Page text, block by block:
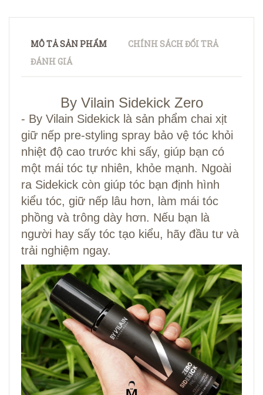
MÔ TẢ SẢN PHẨM
CHÍNH SÁCH ĐỔI TRẢ
ĐÁNH GIÁ
By Vilain Sidekick Zero
- By Vilain Sidekick là sản phẩm chai xịt
giữ nếp pre-styling spray bảo vệ tóc khỏi
nhiệt độ cao trước khi sấy, giúp bạn có
một mái tóc tự nhiên, khỏe mạnh. Ngoài
ra Sidekick còn giúp tóc bạn định hình
kiểu tóc, giữ nếp lâu hơn, làm mái tóc
phồng và trông dày hơn. Nếu bạn là
người hay sấy tóc tạo kiểu, hãy đầu tư và
trải nghiệm ngay.